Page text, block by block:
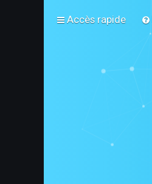
Accès rapide